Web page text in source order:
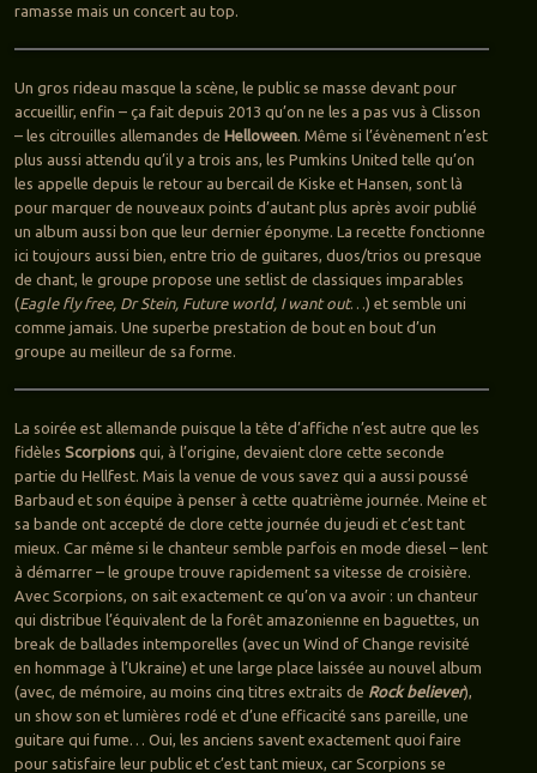
ramasse mais un concert au top.
Un gros rideau masque la scène, le public se masse devant pour
accueillir, enfin – ça fait depuis 2013 qu’on ne les a pas vus à Clisson
– les citrouilles allemandes de Helloween. Même si l’évènement n’est
plus aussi attendu qu’il y a trois ans, les Pumkins United telle qu’on
les appelle depuis le retour au bercail de Kiske et Hansen, sont là
pour marquer de nouveaux points d’autant plus après avoir publié
un album aussi bon que leur dernier éponyme. La recette fonctionne
ici toujours aussi bien, entre trio de guitares, duos/trios ou presque
de chant, le groupe propose une setlist de classiques imparables
(Eagle fly free, Dr Stein, Future world, I want out…) et semble uni
comme jamais. Une superbe prestation de bout en bout d’un
groupe au meilleur de sa forme.
La soirée est allemande puisque la tête d’affiche n’est autre que les
fidèles Scorpionsqui, à l’origine, devaient clore cette seconde
partie du Hellfest. Mais la venue de vous savez qui a aussi poussé
Barbaud et son équipe à penser à cette quatrième journée. Meine et
sa bande ont accepté de clore cette journée du jeudi et c’est tant
mieux. Car même si le chanteur semble parfois en mode diesel – lent
à démarrer – le groupe trouve rapidement sa vitesse de croisière.
Avec Scorpions, on sait exactement ce qu’on va avoir : un chanteur
qui distribue l’équivalent de la forêt amazonienne en baguettes, un
break de ballades intemporelles (avec un Wind of Change revisité
en hommage à l’Ukraine) et une large place laissée au nouvel album
(avec, de mémoire, au moins cinq titres extraits de Rock believer),
un show son et lumières rodé et d’une efficacité sans pareille, une
guitare qui fume… Oui, les anciens savent exactement quoi faire
pour satisfaire leur public et c’est tant mieux, car Scorpions se